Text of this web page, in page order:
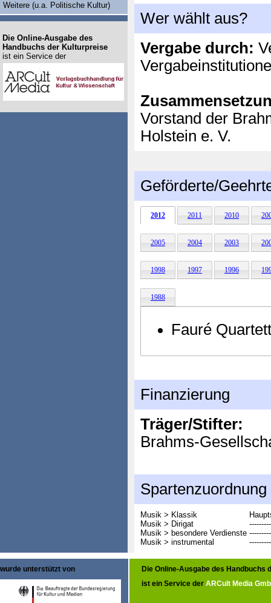
Wer wählt aus?
Vergabe durch:
Vorstand der
Holstein e. V.
Geförderte/
2012 2011 2010
2005 2004 2003
1998 1997 1996
1988
Fauré Quartett
Finanzierung
Träger/Stifter:
Brahms-
Spartenzuordnung
Musik > Klassik
Musik > Dirigat
Musik > besondere Verdienste
Musik > instrumental
Weitere (u.a. Politische Kultur)
Die Online-Ausgabe des
Handbuchs der Kulturpreise
ist ein Service der
wurde unterstützt von
Die Online-Ausgabe des Handbuchs
ist ein Service der ARCult Media